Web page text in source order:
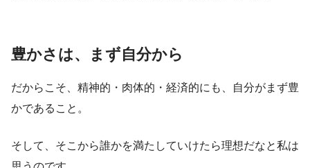
豊かさは、まず自分から
だからこそ、精神的・肉体的・経済的にも、自分がまず豊
かであること。
そして、そこから誰かを満たしていけたら理想だなと私は